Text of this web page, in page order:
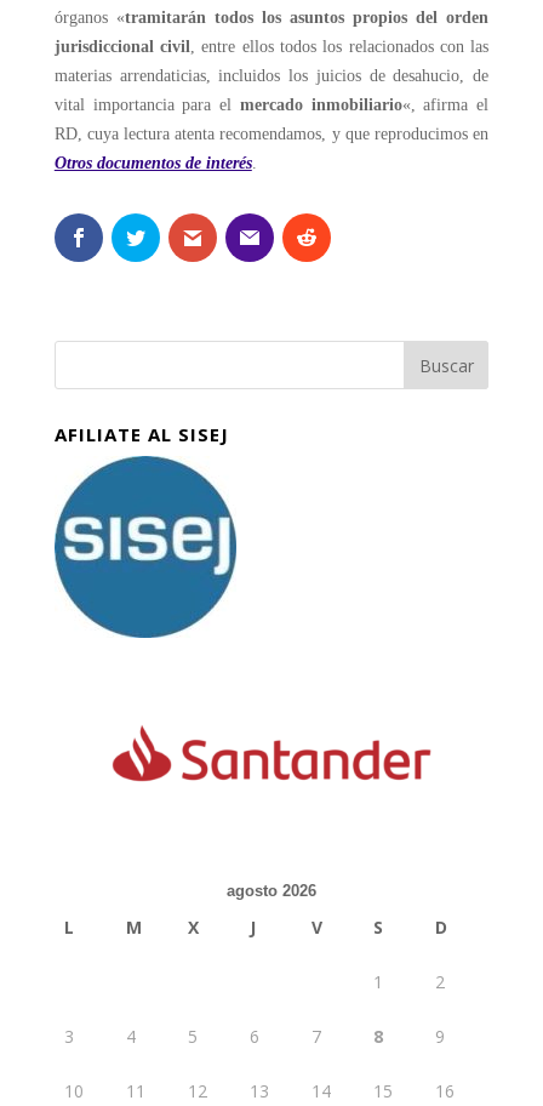
órganos «tramitarán todos los asuntos propios del orden
jurisdiccional civil, entre ellos todos los relacionados con las
materias arrendaticias, incluidos los juicios de desahucio, de
vital importancia para el mercado inmobiliario«, afirma el
RD, cuya lectura atenta recomendamos, y que reproducimos en
Otros documentos de interés.
AFILIATE AL SISEJ
agosto 2026
L M X J V S D
1 2
3 4 5 6 7 8 9
10 11 12 13 14 15 16